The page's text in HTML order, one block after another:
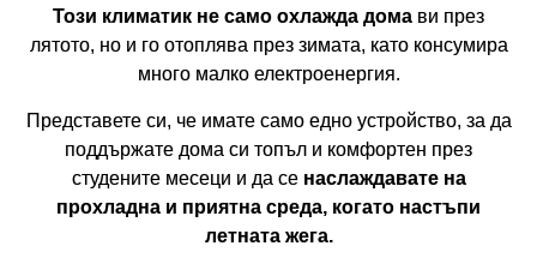
Този климатик не само охлажда дома ви през
лятото, но и го отоплява през зимата, като консумира
много малко електроенергия.
Представете си, че имате само едно устройство, за да
поддържате дома си топъл и комфортен през
студените месеци и да сенаслаждавате на
прохладна и приятна среда, когато настъпи
летната жега.